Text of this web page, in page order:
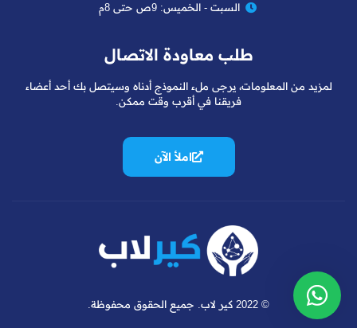
السبت - الخميس: 9ص حتى 8م
طلب معاودة الاتصال
لمزيد من المعلومات، يرجى ملء النموذج أدناه وسيتصل بك أحد أعضاء
فريقنا في أقرب وقت ممكن.
املأ الآن
© 2022 كير لاب. جميع الحقوق محفوظة.
فريق دعم العملاء لدينا هنا للإجابة على
أسئلتك. أسألنا أي شيء!